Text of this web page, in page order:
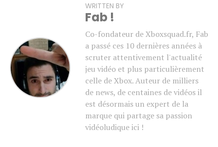
WRITTEN BY
Fab !
Co-fondateur de Xboxsquad.fr, Fab
a passé ces 10 dernières années à
scruter attentivement l'actualité
jeu vidéo et plus particulièrement
celle de Xbox. Auteur de milliers
de news, de centaines de vidéos il
est désormais un expert de la
marque qui partage sa passion
vidéoludique ici !